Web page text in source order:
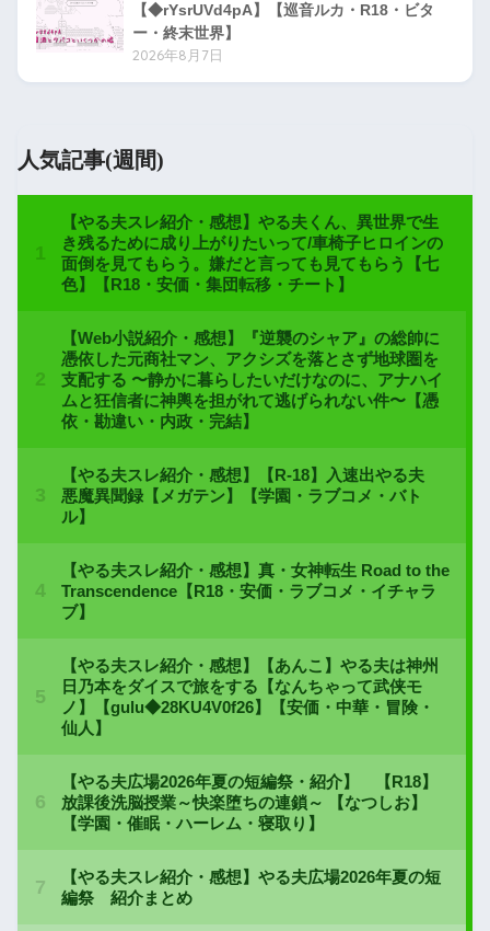
【◆rYsrUVd4pA】【巡音ルカ・R18・ビタ
ー・終末世界】
2026年8月7日
人気記事(週間)